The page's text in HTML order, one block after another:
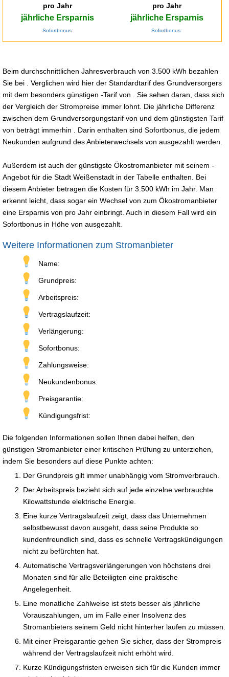
pro Jahr
jährliche Ersparnis
Sofortbonus:
pro Jahr
jährliche Ersparnis
Sofortbonus:
Beim durchschnittlichen Jahresverbrauch von 3.500 kWh bezahlen
Sie bei . Verglichen wird hier der Standardtarif des Grundversorgers
mit dem besonders günstigen -Tarif von . Sie sehen daran, dass sich
der Vergleich der Strompreise immer lohnt. Die jährliche Differenz
zwischen dem Grundversorgungstarif von und dem günstigsten Tarif
von beträgt immerhin . Darin enthalten sind Sofortbonus, die jedem
Neukunden aufgrund des Anbieterwechsels von ausgezahlt werden.
Außerdem ist auch der günstigste Ökostromanbieter mit seinem -
Angebot für die Stadt Weißenstadt in der Tabelle enthalten. Bei
diesem Anbieter betragen die Kosten für 3.500 kWh im Jahr. Man
erkennt leicht, dass sogar ein Wechsel von zum Ökostromanbieter
eine Ersparnis von pro Jahr einbringt. Auch in diesem Fall wird ein
Sofortbonus in Höhe von ausgezahlt.
Weitere Informationen zum Stromanbieter
Name:
Grundpreis:
Arbeitspreis:
Vertragslaufzeit:
Verlängerung:
Sofortbonus:
Zahlungsweise:
Neukundenbonus:
Preisgarantie:
Kündigungsfrist:
Die folgenden Informationen sollen Ihnen dabei helfen, den
günstigen Stromanbieter einer kritischen Prüfung zu unterziehen,
indem Sie besonders auf diese Punkte achten:
Der Grundpreis gilt immer unabhängig vom Stromverbrauch.
Der Arbeitspreis bezieht sich auf jede einzelne verbrauchte
Kilowattstunde elektrische Energie.
Eine kurze Vertragslaufzeit zeigt, dass das Unternehmen
selbstbewusst davon ausgeht, dass seine Produkte so
kundenfreundlich sind, dass es schnelle Vertragskündigungen
nicht zu befürchten hat.
Automatische Vertragsverlängerungen von höchstens drei
Monaten sind für alle Beteiligten eine praktische
Angelegenheit.
Eine monatliche Zahlweise ist stets besser als jährliche
Vorauszahlungen, um im Falle einer Insolvenz des
Stromanbieters seinem Geld nicht hinterher laufen zu müssen.
Mit einer Preisgarantie gehen Sie sicher, dass der Strompreis
während der Vertragslaufzeit nicht erhöht wird.
Kurze Kündigungsfristen erweisen sich für die Kunden immer